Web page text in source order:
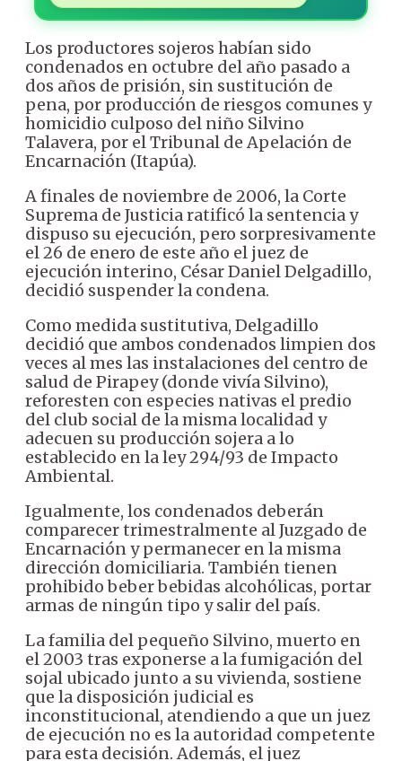
Los productores sojeros habían sido
condenados en octubre del año pasado a
dos años de prisión, sin sustitución de
pena, por producción de riesgos comunes y
homicidio culposo del niño Silvino
Talavera, por el Tribunal de Apelación de
Encarnación (Itapúa).
A finales de noviembre de 2006, la Corte
Suprema de Justicia ratificó la sentencia y
dispuso su ejecución, pero sorpresivamente
el 26 de enero de este año el juez de
ejecución interino, César Daniel Delgadillo,
decidió suspender la condena.
Como medida sustitutiva, Delgadillo
decidió que ambos condenados limpien dos
veces al mes las instalaciones del centro de
salud de Pirapey (donde vivía Silvino),
reforesten con especies nativas el predio
del club social de la misma localidad y
adecuen su producción sojera a lo
establecido en la ley 294/93 de Impacto
Ambiental.
Igualmente, los condenados deberán
comparecer trimestralmente al Juzgado de
Encarnación y permanecer en la misma
dirección domiciliaria. También tienen
prohibido beber bebidas alcohólicas, portar
armas de ningún tipo y salir del país.
La familia del pequeño Silvino, muerto en
el 2003 tras exponerse a la fumigación del
sojal ubicado junto a su vivienda, sostiene
que la disposición judicial es
inconstitucional, atendiendo a que un juez
de ejecución no es la autoridad competente
para esta decisión. Además, el juez